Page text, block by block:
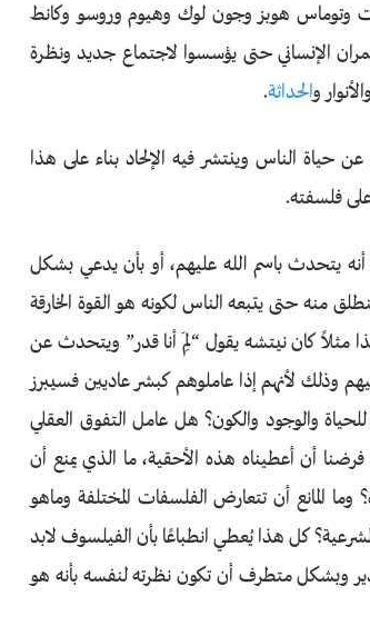
وتوماس هوبز وجون لوك وهيوم وروسو وكانط
الإنساني حتى يؤسسوا لاجتماع جديد ونظرة
والحداثة.
حياة الناس وينتشر فيه الإلحاد بناء على هذا
فلسفته.
يتحدث باسم الله عليهم، أو بأن يدعي بشكل
منه حتى يتبعه الناس لكونه هو القوة الخارقة
مثلاً كان نيتشه يقول “لِمَ أنا قدر” ويتحدث عن
وذلك لأنهم إذا عاملوهم كبشر عاديين فسيبرز
والوجود والكون؟ هل عامل التفوق العقلي
أن أعطيناه هذه الأحقية، ما الذي يمنع أن
المانع أن تتعارض الفلسفات المختلفة وماهو
الشرعية؟ كل هذا يُعطي انطباعًا بأن الفيلسوف لابد
وبشكل متطرف أن تكون نظرته لنفسه بأنه هو